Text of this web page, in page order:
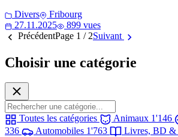
Divers
Fribourg
27.11.2025
899 vues
PrécédentPage 1 / 2Suivant
Choisir une catégorie
Toutes les catégories Animaux 1'146
336
Automobiles 1'763 Livres, BD &